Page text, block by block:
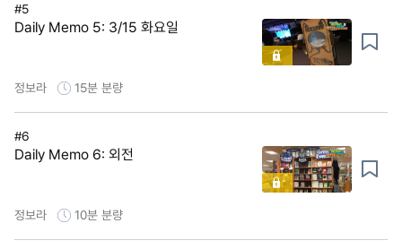
#5
Daily Memo 5: 3/15 화요일
정보라 15분 분량
#6
Daily Memo 6: 외전
정보라 10분 분량